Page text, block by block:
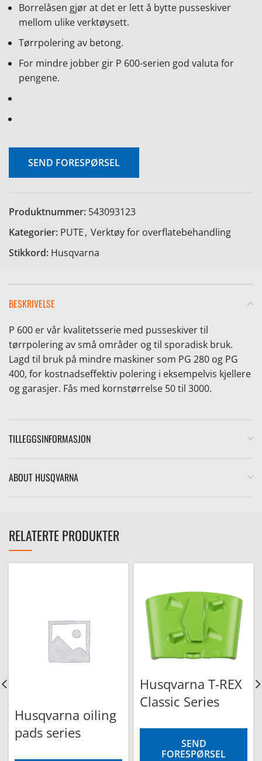
Borrelåsen gjør at det er lett å bytte pusseskiver
mellom ulike verktøysett.
Tørrpolering av betong.
For mindre jobber gir P 600-serien god valuta for
pengene.
SEND FORESPØRSEL
Produktnummer: 543093123
Kategorier: PUTE, Verktøy for overflatebehandling
Stikkord: Husqvarna
BESKRIVELSE
P 600 er vår kvalitetsserie med pusseskiver til
tørrpolering av små områder og til sporadisk bruk.
Lagd til bruk på mindre maskiner som PG 280 og PG
400, for kostnadseffektiv polering i eksempelvis kjellere
og garasjer. Fås med kornstørrelse 50 til 3000.
TILLEGGSINFORMASJON
ABOUT HUSQVARNA
RELATERTE PRODUKTER
Husqvarna oiling
pads series
Husqvarna T-REX
Classic Series
SEND
FORESPØRSEL